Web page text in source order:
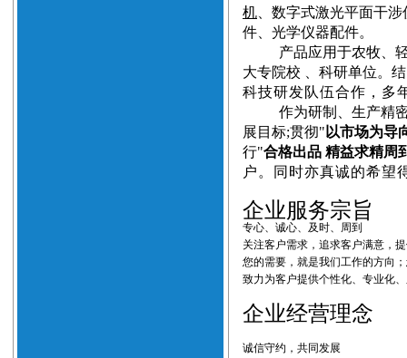
机 、数字式激光平面干
件、光学仪器配件。
产品应用于农牧、
大专院校 、科研单位。
科技研发队伍合作，多
作为研制、生产精
展目标;贯彻" 以市场为导
行"合格出品 精益求精周
户 。 同时亦真诚的希望
企业服务宗旨
专心、诚心、及时、周到
关注客户需求，追求客户满意，
您的需要，就是我们工作的方向
致力为客户提供个性化、专业化
企业经营理念
诚信守约，共同发展